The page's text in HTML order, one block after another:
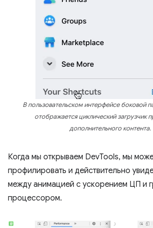
В пользовательском интерфейсе боковой
отображается циклический загрузчик
дополнительного контента.
Когда мы открываем DevTools, мы
профилировать и действительно
между анимацией с ускорением ЦП и
процессором.